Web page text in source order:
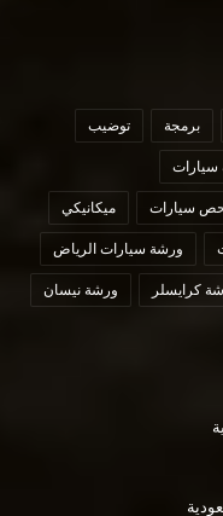
برمجة توضيب
سيارات
سيارات ميكانيكي
ورشة سيارات الرياض
كرايسلر ورشة نيسان